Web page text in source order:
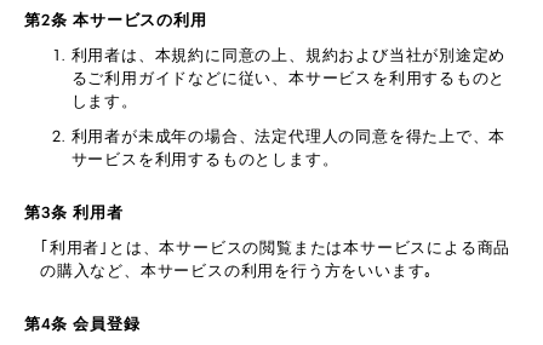
第2条 本サービスの利用
利用者は、本規約に同意の上、規約および当社が別途定め
るご利用ガイドなどに従い、本サービスを利用するものと
します。
利用者が未成年の場合、法定代理人の同意を得た上で、本
サービスを利用するものとします。
第3条 利用者
｢利用者｣とは、本サービスの閲覧または本サービスによる商品
の購入など、本サービスの利用を行う方をいいます｡
第4条 会員登録